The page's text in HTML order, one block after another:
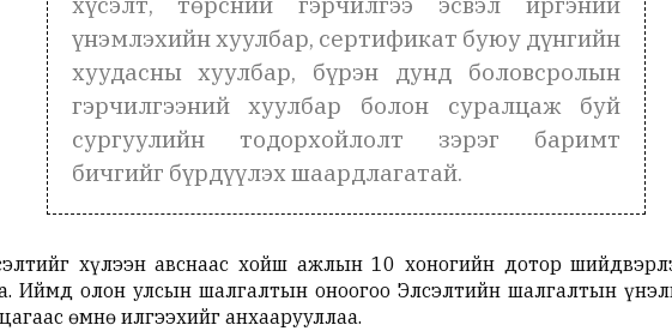
үнэмлэхийн хуулбар, сертификат буюу дүнгийн
хуудасны хуулбар, бүрэн дунд боловсролын
гэрчилгээний хуулбар болон суралцаж буй
сургуулийн тодорхойлолт зэрэг баримт
бичгийг бүрдүүлэх шаардлагатай.
хүлээн авснаас хойш ажлын 10 хоногийн дотор
Иймд олон улсын шалгалтын оноогоо Элсэлтийн шалгалтын
өмнө илгээхийг анхаарууллаа.